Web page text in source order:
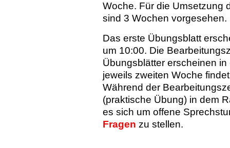
Woche. Für die Umsetzung
sind 3 Wochen vorgesehen.
Das erste Übungsblatt
um 10:00. Die
Übungsblätter erscheinen
jeweils zweiten Woche
Während der
(praktische Übung) in dem
es sich um offene
Fragen zu stellen.